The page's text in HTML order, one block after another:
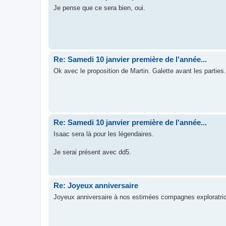
Je pense que ce sera bien, oui.
Re: Samedi 10 janvier première de l'année...
Ok avec le proposition de Martin. Galette avant les parties.
Re: Samedi 10 janvier première de l'année...
Isaac sera là pour les légendaires.
Je serai présent avec dd5.
Re: Joyeux anniversaire
Joyeux anniversaire à nos estimées compagnes